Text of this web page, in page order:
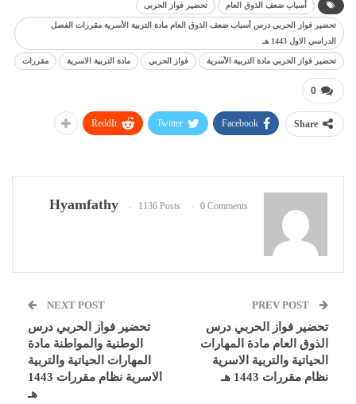
أسباب ضعف الذوق العام تحضير فواز الحربى
تحضير فواز الحربي درس أسباب ضعف الذوق العام مادة التربية الأسرية مقررات الفصل
الدراسي الاول 1443 هـ
تحضير فواز الحربي مادة التربية الأسرية فواز الحربي مادة التربية الاسرية مقررات
0
Share
Facebook
Twitter
ReddIt
Hyamfathy 1136 Posts 0 Comments
تحضير فواز الحربي درس
الذوق العام مادة المهارات
الحياتية والتربية الاسرية
نظام مقررات 1443 هـ
NEXT POST
تحضير فواز الحربي درس
الوطنية والمواطنة مادة
المهارات الحياتية والتربية
الاسرية نظام مقررات 1443
هـ